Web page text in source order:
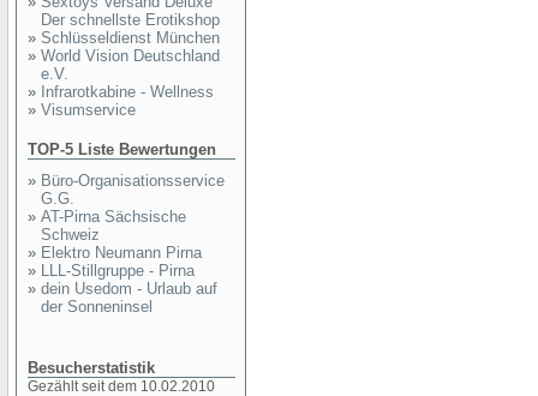
Der schnellste Erotikshop
» Schlüsseldienst München
» World Vision Deutschland
e.V.
» Infrarotkabine - Wellness
» Visumservice
TOP-5 Liste Bewertungen
» Büro-Organisationsservice
G.G.
» AT-Pirna Sächsische
Schweiz
» Elektro Neumann Pirna
» LLL-Stillgruppe - Pirna
» dein Usedom - Urlaub auf
der Sonneninsel
Besucherstatistik
Gezählt seit dem 10.02.2010